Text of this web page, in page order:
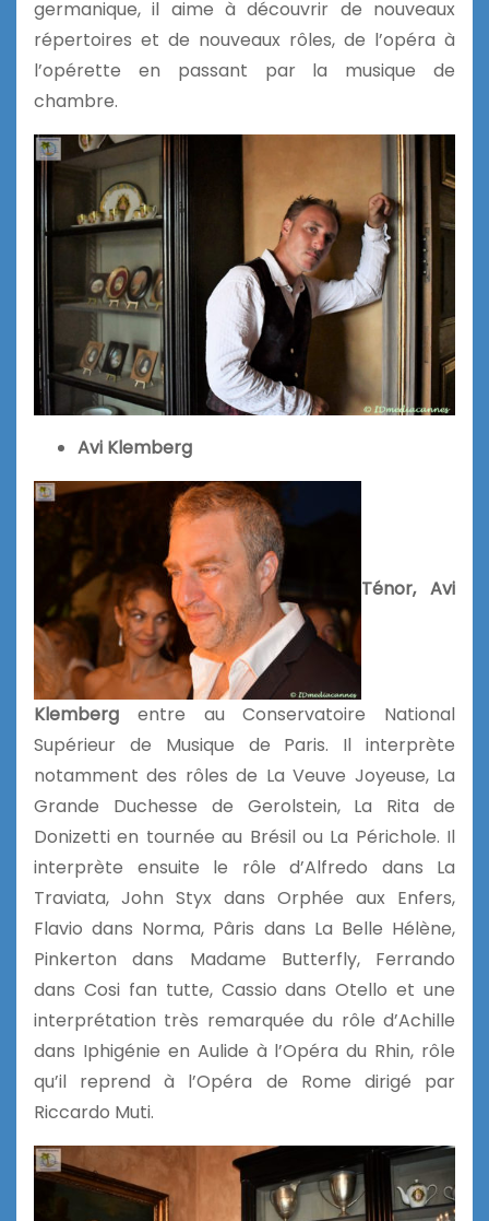
germanique, il aime à découvrir de nouveaux
répertoires et de nouveaux rôles, de l’opéra à
l’opérette en passant par la musique de
chambre.
Avi Klemberg
Ténor, Avi
Klemberg entre au Conservatoire National
Supérieur de Musique de Paris. Il interprète
notamment des rôles de La Veuve Joyeuse, La
Grande Duchesse de Gerolstein, La Rita de
Donizetti en tournée au Brésil ou La Périchole. Il
interprète ensuite le rôle d’Alfredo dans La
Traviata, John Styx dans Orphée aux Enfers,
Flavio dans Norma, Pâris dans La Belle Hélène,
Pinkerton dans Madame Butterfly, Ferrando
dans Cosi fan tutte, Cassio dans Otello et une
interprétation très remarquée du rôle d’Achille
dans Iphigénie en Aulide à l’Opéra du Rhin, rôle
qu’il reprend à l’Opéra de Rome dirigé par
Riccardo Muti.